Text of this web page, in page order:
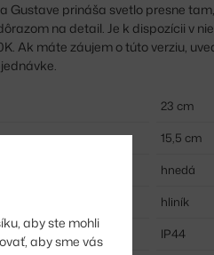
Gustave prináša svetlo presne
na detail. Je k dispozícii v
Ak máte záujem o túto verziu,
23 cm
15,5 cm
hnedá
hliník
IP44
aby ste mohli
aby sme vás